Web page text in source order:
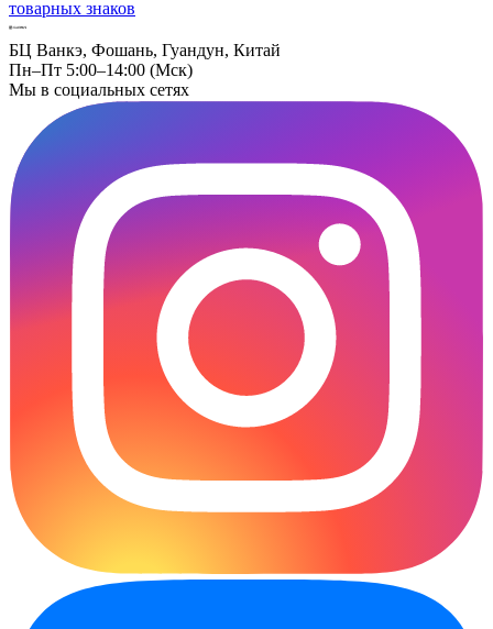
товарных знаков
БЦ Ванкэ, Фошань, Гуандун, Китай
Пн–Пт 5:00–14:00 (Мск)
Мы в социальных сетях